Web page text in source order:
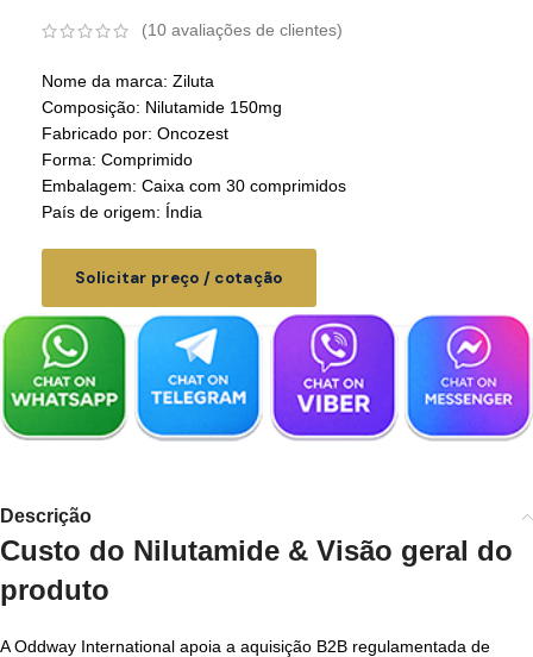
(10 avaliações de clientes)
Nome da marca: Ziluta
Composição: Nilutamide 150mg
Fabricado por: Oncozest
Forma: Comprimido
Embalagem: Caixa com 30 comprimidos
País de origem: Índia
Solicitar preço / cotação
Descrição
Custo do Nilutamide & Visão geral do
produto
A Oddway International apoia a aquisição B2B regulamentada de